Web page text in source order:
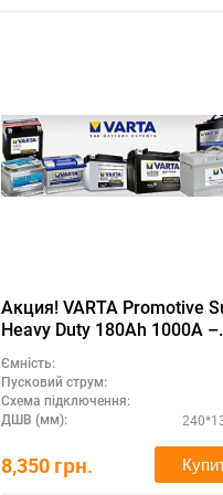
Акция! VARTA Promotive
Heavy Duty 180Аh 1000А –
профессиональный АКБ
грузовиков
Ємність:
Пусковий струм:
Схема підключення:
ДШВ (мм):
8,350 грн.